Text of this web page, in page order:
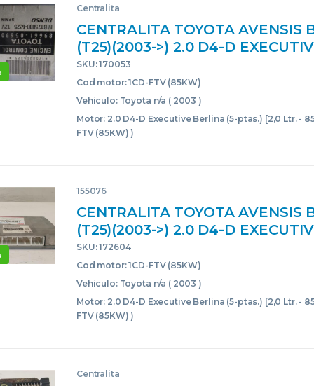
Centralita
CENTRALITA TOYOTA AVENSIS
(T25)(2003->) 2.0 D4-D
(5-PTAS.) [2,0 LTR. – 85 KW D-
(85KW) 1CDFTV(85KW) 89661-
8966105690 GRANATE UCE
SKU: 170053
Cod motor: 1CD-FTV (85KW)
Vehiculo: Toyota n/a ( 2003 )
Motor: 2.0 D4-D Executive Berlina (5-ptas.) [2,0 Ltr. -
FTV (85KW) )
155076
CENTRALITA TOYOTA AVENSIS
(T25)(2003->) 2.0 D4-D
(5-PTAS.) [2,0 LTR. – 85 KW D-
(85KW) 1CDFTV(85KW) GRIS UCE
SKU: 172604
Cod motor: 1CD-FTV (85KW)
Vehiculo: Toyota n/a ( 2003 )
Motor: 2.0 D4-D Executive Berlina (5-ptas.) [2,0 Ltr. -
FTV (85KW) )
Centralita